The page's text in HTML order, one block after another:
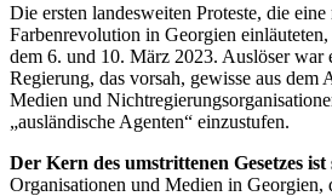
Die ersten landesweiten Proteste, die
Farbenrevolution in Georgien
dem 6. und 10. März 2023. Auslöser war
Regierung, das vorsah, gewisse aus dem
Medien und
„ausländische Agenten“ einzustufen.
Der Kern des umstrittenen Gesetzes
Organisationen und Medien in Georgien,